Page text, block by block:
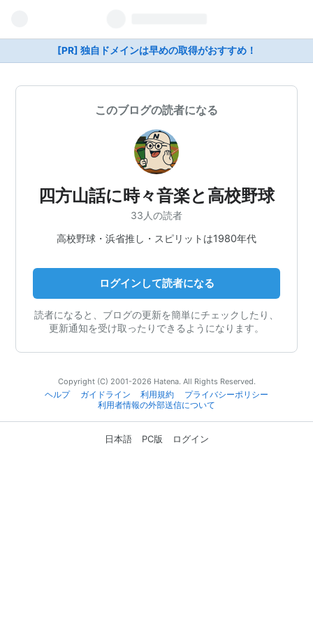
[PR] 独自ドメインは早めの取得がおすすめ！
このブログの読者になる
四方山話に時々音楽と高校野球
33人の読者
高校野球・浜省推し・スピリットは1980年代
ログインして読者になる
読者になると、ブログの更新を簡単にチェックしたり、
更新通知を受け取ったりできるようになります。
Copyright (C) 2001-2026 Hatena. All Rights Reserved.
ヘルプ
ガイドライン 利用規約
プライバシーポリシー
利用者情報の外部送信について
日本語 PC版 ログイン